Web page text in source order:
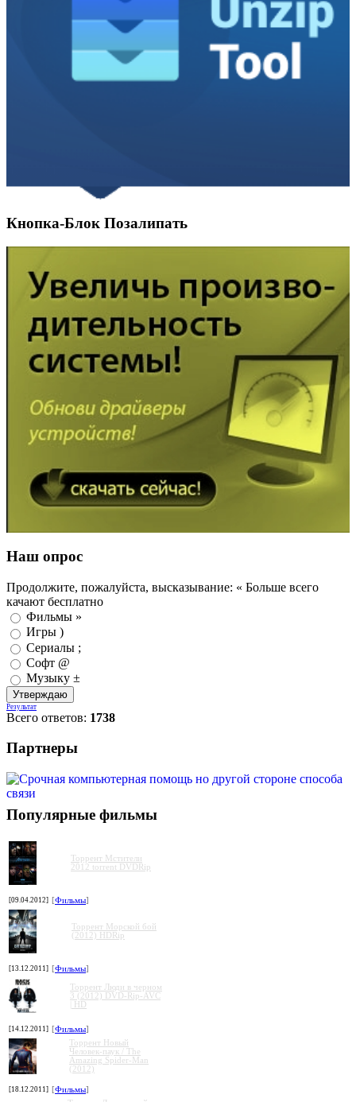
Кнопка-Блок Позалипать
Наш опрос
Продолжите, пожалуйста, высказывание: « Больше всего
качают бесплатно
Фильмы »
Игры )
Сериалы ;
Софт @
Музыку ±
Результат
Всего ответов: 1738
Партнеры
Популярные фильмы
Торрент Мстители
2012 torrent DVDRip
[09.04.2012] [Фильмы]
Торрент Морской бой
(2012) HDRip
[13.12.2011] [Фильмы]
Торрент Люди в черном
3 (2012) DVD-Rip-AVC
| HD
[14.12.2011] [Фильмы]
Торрент Новый
Человек-паук / The
Amazing Spider-Man
(2012)
[18.12.2011] [Фильмы]